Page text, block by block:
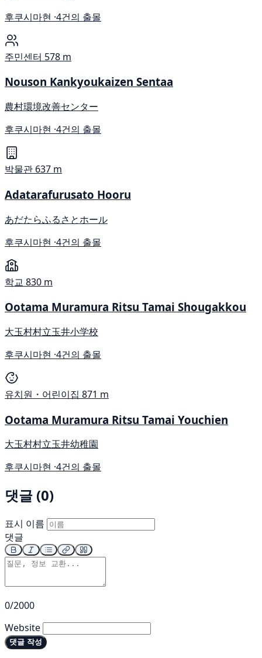
후쿠시마현 ·4건의 출몰
주민센터 578 m
Nouson Kankyoukaizen Sentaa
農村環境改善センター
후쿠시마현 ·4건의 출몰
박물관 637 m
Adatarafurusato Hooru
あだたらふるさとホール
후쿠시마현 ·4건의 출몰
학교 830 m
Ootama Muramura Ritsu Tamai Shougakkou
大玉村村立玉井小学校
후쿠시마현 ·4건의 출몰
유치원・어린이집 871 m
Ootama Muramura Ritsu Tamai Youchien
大玉村村立玉井幼稚園
후쿠시마현 ·4건의 출몰
댓글 (0)
표시 이름
댓글
0/2000
Website
댓글 작성